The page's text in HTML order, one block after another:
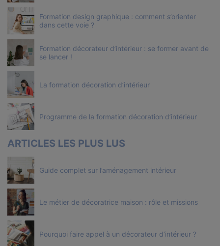
Formation design graphique : comment s’orienter
dans cette voie ?
Formation décorateur d’intérieur : se former avant de
se lancer !
La formation décoration d’intérieur
Programme de la formation décoration d’intérieur
ARTICLES LES PLUS LUS
Guide complet sur l’aménagement intérieur
Le métier de décoratrice maison : rôle et missions
Pourquoi faire appel à un décorateur d’intérieur ?